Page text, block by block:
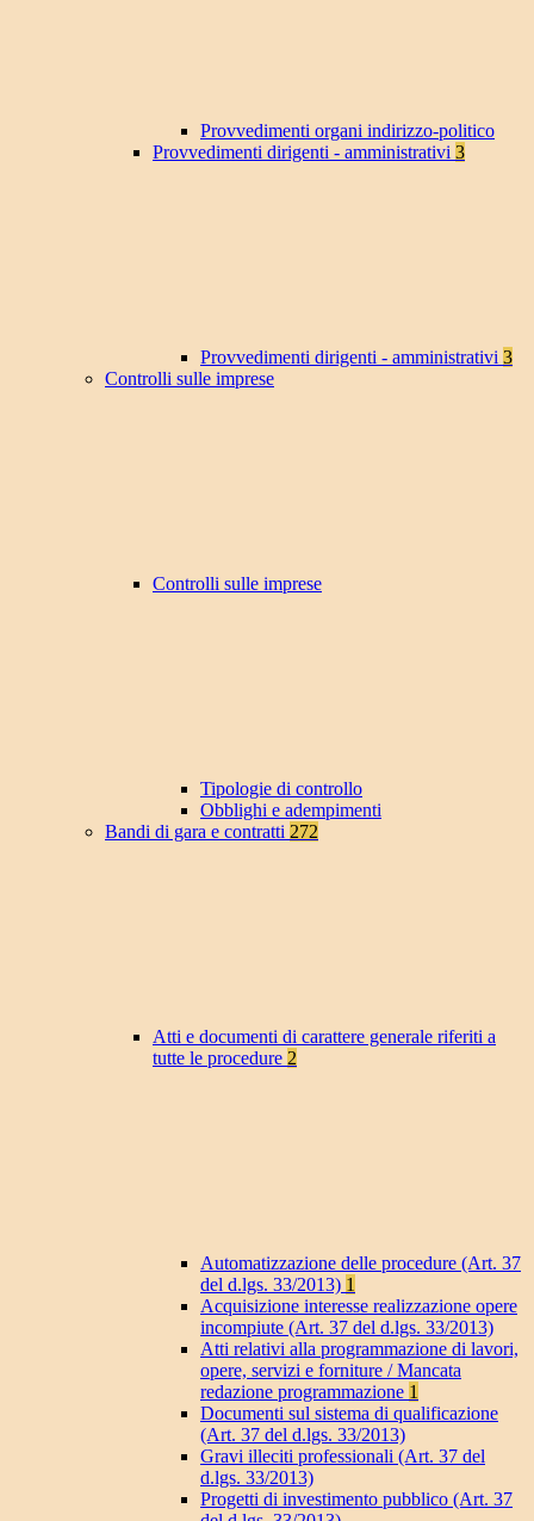
Provvedimenti organi indirizzo-politico
Provvedimenti dirigenti - amministrativi 3
Provvedimenti dirigenti - amministrativi 3
Controlli sulle imprese
Controlli sulle imprese
Tipologie di controllo
Obblighi e adempimenti
Bandi di gara e contratti 272
Atti e documenti di carattere generale riferiti a
tutte le procedure 2
Automatizzazione delle procedure (Art. 37
del d.lgs. 33/2013) 1
Acquisizione interesse realizzazione opere
incompiute (Art. 37 del d.lgs. 33/2013)
Atti relativi alla programmazione di lavori,
opere, servizi e forniture / Mancata
redazione programmazione 1
Documenti sul sistema di qualificazione
(Art. 37 del d.lgs. 33/2013)
Gravi illeciti professionali (Art. 37 del
d.lgs. 33/2013)
Progetti di investimento pubblico (Art. 37